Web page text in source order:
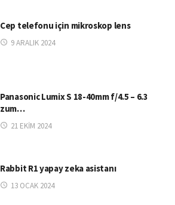
Cep telefonu için mikroskop lens
9 ARALIK 2024
Panasonic Lumix S 18-40mm f/4.5 – 6.3
zum…
21 EKIM 2024
Rabbit R1 yapay zeka asistanı
13 OCAK 2024